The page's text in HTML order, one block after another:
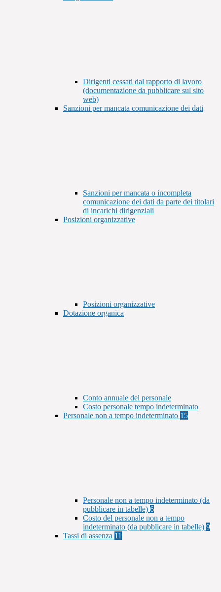
Dirigenti cessati dal rapporto di lavoro
(documentazione da pubblicare sul sito
web)
Sanzioni per mancata comunicazione dei dati
Sanzioni per mancata o incompleta
comunicazione dei dati da parte dei titolari
di incarichi dirigenziali
Posizioni organizzative
Posizioni organizzative
Dotazione organica
Conto annuale del personale
Costo personale tempo indeterminato
Personale non a tempo indeterminato 15
Personale non a tempo indeterminato (da
pubblicare in tabelle) 6
Costo del personale non a tempo
indeterminato (da pubblicare in tabelle) 9
Tassi di assenza 11